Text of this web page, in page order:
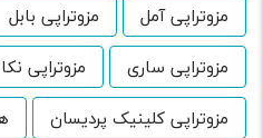
مزوتراپی آمل
مزوتراپی بابل
مزوتراپی ساری
مزوتراپی نکا
مزوتراپی کلینیک پردیسان